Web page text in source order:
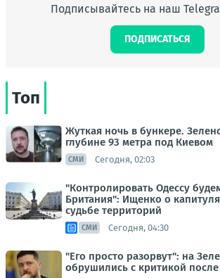
Подписывайтесь на наш
ПОДПИСАТЬСЯ
Топ
Жуткая ночь в бункере.
глубине 93 метра под Киевом
СМИ Сегодня, 02:03
"Контролировать Одессу
Британия": Ищенко о
судьбе территорий
СМИ Сегодня, 04:30
"Его просто разорвут": на
обрушились с критикой